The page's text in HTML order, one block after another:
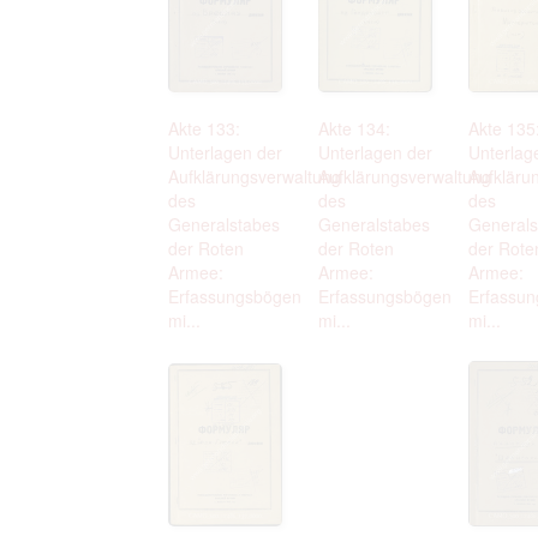
Akte 133:
Unterlagen der
Aufklärungsverwaltung
des
Generalstabes
der Roten
Armee:
Erfassungsbögen
mi...
Akte 134:
Unterlagen der
Aufklärungsverwaltung
des
Generalstabes
der Roten
Armee:
Erfassungsbögen
mi...
Akte
des
der
Armee:
mi...